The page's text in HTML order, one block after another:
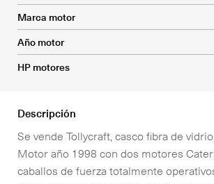
Marca motor
Año motor
HP motores
Descripción
Se vende Tollycraft, casco fibra de
Motor año 1998 con dos motores
caballos de fuerza totalmente